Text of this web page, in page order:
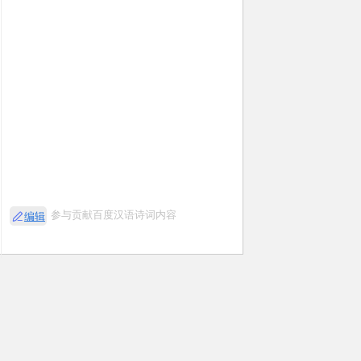
编辑 参与贡献百度汉语诗词内容